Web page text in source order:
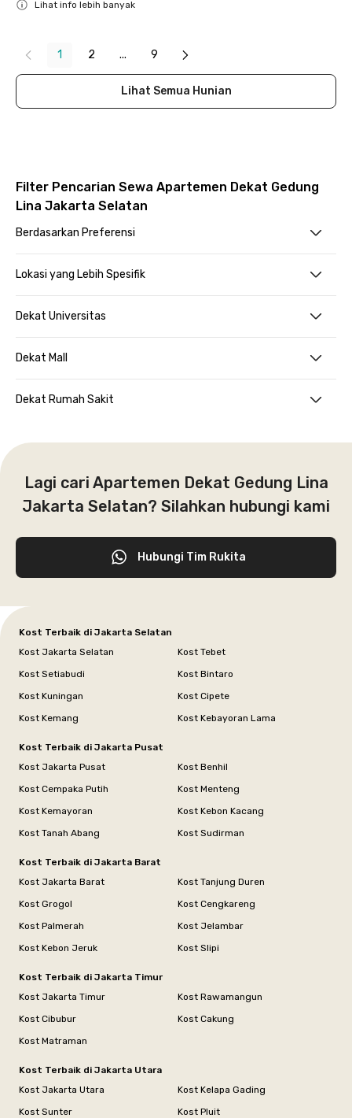
Lihat info lebih banyak
1 2 ... 9
Lihat Semua Hunian
Filter Pencarian Sewa Apartemen Dekat Gedung
Lina Jakarta Selatan
Berdasarkan Preferensi
Lokasi yang Lebih Spesifik
Dekat Universitas
Dekat Mall
Dekat Rumah Sakit
Lagi cari Apartemen Dekat Gedung Lina
Jakarta Selatan? Silahkan hubungi kami
Hubungi Tim Rukita
Kost Terbaik di Jakarta Selatan
Kost Jakarta Selatan
Kost Tebet
Kost Setiabudi
Kost Bintaro
Kost Kuningan
Kost Cipete
Kost Kemang
Kost Kebayoran Lama
Kost Terbaik di Jakarta Pusat
Kost Jakarta Pusat
Kost Benhil
Kost Cempaka Putih
Kost Menteng
Kost Kemayoran
Kost Kebon Kacang
Kost Tanah Abang
Kost Sudirman
Kost Terbaik di Jakarta Barat
Kost Jakarta Barat
Kost Tanjung Duren
Kost Grogol
Kost Cengkareng
Kost Palmerah
Kost Jelambar
Kost Kebon Jeruk
Kost Slipi
Kost Terbaik di Jakarta Timur
Kost Jakarta Timur
Kost Rawamangun
Kost Cibubur
Kost Cakung
Kost Matraman
Kost Terbaik di Jakarta Utara
Kost Jakarta Utara
Kost Kelapa Gading
Kost Sunter
Kost Pluit